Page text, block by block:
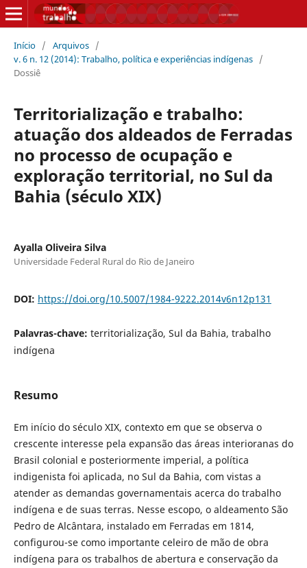
Início / Arquivos /
v. 6 n. 12 (2014): Trabalho, política e experiências indígenas /
Dossiê
Territorialização e trabalho:
atuação dos aldeados de Ferradas
no processo de ocupação e
exploração territorial, no Sul da
Bahia (século XIX)
Ayalla Oliveira Silva
Universidade Federal Rural do Rio de Janeiro
DOI: https://doi.org/10.5007/1984-9222.2014v6n12p131
Palavras-chave: territorialização, Sul da Bahia, trabalho
indígena
Resumo
Em início do século XIX, contexto em que se observa o
crescente interesse pela expansão das áreas interioranas do
Brasil colonial e posteriormente imperial, a política
indigenista foi aplicada, no Sul da Bahia, com vistas a
atender as demandas governamentais acerca do trabalho
indígena e de suas terras. Nesse escopo, o aldeamento São
Pedro de Alcântara, instalado em Ferradas em 1814,
configurou-se como importante celeiro de mão de obra
indígena para os trabalhos de abertura e conservação da